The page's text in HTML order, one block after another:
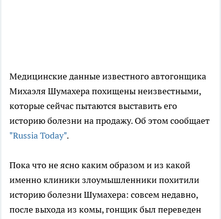
Медицинские данные известного автогонщика
Михаэля Шумахера похищены неизвестными,
которые сейчас пытаются выставить его
историю болезни на продажу. Об этом сообщает
"Russia Today".
Пока что не ясно каким образом и из какой
именно клиники злоумышленники похитили
историю болезни Шумахера: совсем недавно,
после выхода из комы, гонщик был переведен